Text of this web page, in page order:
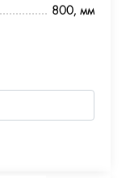
800, мм